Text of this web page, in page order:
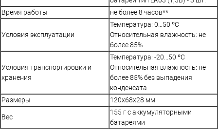
Время работы
не более 8 часов**
Условия эксплуатации
Температура: 0…50 ºС
Относительная влажность: не
более 85%
Условия транспортировки и
хранения
Температура: -20…50 ºС
Относительная влажность: не
более 85% без выпадения
конденсата
Размеры
120х68х28 мм
Вес
155 г с аккумуляторными
батареями